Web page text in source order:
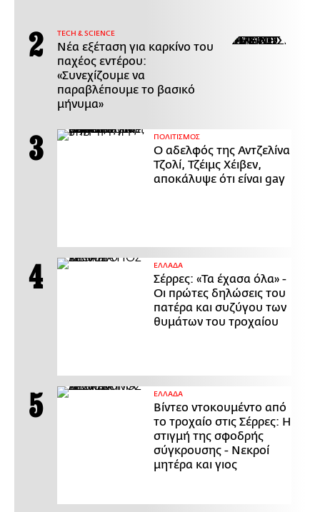
ΤECH & SCIENCE
Νέα εξέταση για καρκίνο του
παχέος εντέρου:
«Συνεχίζουμε να
παραβλέπουμε το βασικό
μήνυμα»
ΠΟΛΙΤΙΣΜΟΣ
Ο αδελφός της Αντζελίνα
Τζολί, Τζέιμς Χέιβεν,
αποκάλυψε ότι είναι gay
ΕΛΛΑΔΑ
Σέρρες: «Τα έχασα όλα» -
Οι πρώτες δηλώσεις του
πατέρα και συζύγου των
θυμάτων του τροχαίου
ΕΛΛΑΔΑ
Βίντεο ντοκουμέντο από
το τροχαίο στις Σέρρες: Η
στιγμή της σφοδρής
σύγκρουσης - Νεκροί
μητέρα και γιος